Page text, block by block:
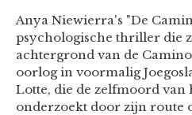
Anya Niewierra's "De
psychologische thriller die
achtergrond van de
oorlog in voormalig
Lotte, die de zelfmoord van
onderzoekt door zijn route